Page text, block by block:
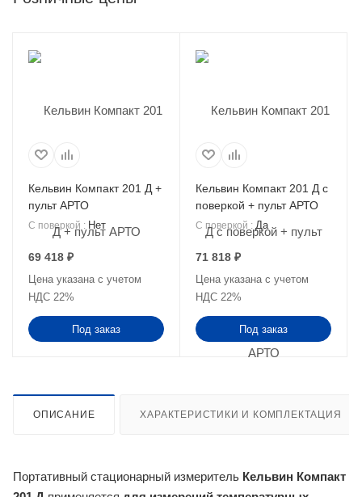
Кельвин Компакт 201 Д +
пульт АРТО
С поверкой : Нет
69 418 ₽
Цена указана с учетом
НДС 22%
Под заказ
Кельвин Компакт 201 Д с
поверкой + пульт АРТО
С поверкой : Да
71 818 ₽
Цена указана с учетом
НДС 22%
Под заказ
ОПИСАНИЕ ХАРАКТЕРИСТИКИ И КОМПЛЕКТАЦИЯ
Портативный стационарный измеритель Кельвин Компакт